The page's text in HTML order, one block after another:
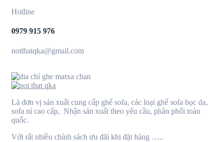
Hotline
0979 915 976
noithatqka@gmail.com
Là đơn vị sản xuất cung cấp ghế sofa, các loại ghế sofa bọc da,
sofa nỉ cao cấp, Nhận sản xuất theo yêu cầu, phân phối toàn
quốc.
Với rất nhiều chính sách ưu đãi khi đặt hàng …..